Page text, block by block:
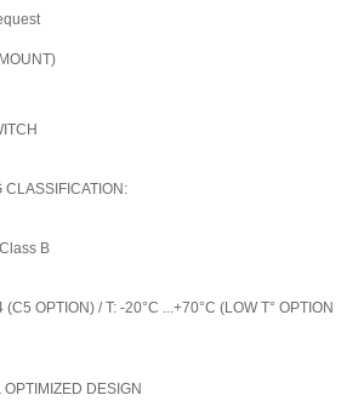
CLASSIFICATION:
B
OPTION) / T: -20°C ...+70°C (LOW T° OPTION
OPTIMIZED DESIGN